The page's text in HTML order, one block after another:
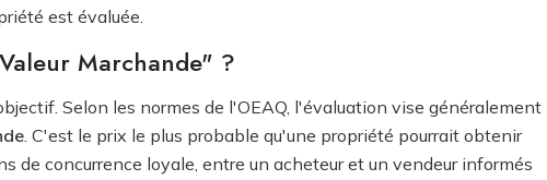
est évaluée.
Marchande" ?
Selon les normes de l'OEAQ, l'évaluation vise généralement
. C'est le prix le plus probable qu'une propriété pourrait obtenir
de concurrence loyale, entre un acheteur et un vendeur informés